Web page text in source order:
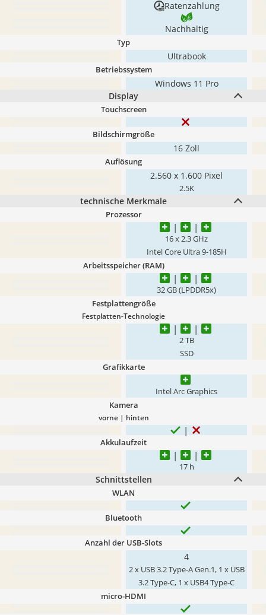
Ratenzahlung
Nachhaltig
Typ
Ultrabook
Betriebssystem
Windows 11 Pro
Display
Touchscreen
Bildschirmgröße
16 Zoll
Auflösung
2.560 x 1.600 Pixel
2.5K
technische Merkmale
Prozessor
16 x 2,3 GHz
Intel Core Ultra 9-185H
Arbeitsspeicher (RAM)
32 GB (LPDDR5x)
Festplattengröße
Festplatten-Technologie
2 TB
SSD
Grafikkarte
Intel Arc Graphics
Kamera
vorne | hinten
Akkulaufzeit
17 h
Schnittstellen
WLAN
Bluetooth
Anzahl der USB-Slots
4
2 x USB 3.2 Type-A Gen.1, 1 x USB
3.2 Type-C, 1 x USB4 Type-C
micro-HDMI